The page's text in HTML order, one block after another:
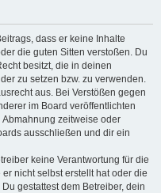
dass er keine Inhalte
die guten Sitten verstoßen. Du
besitzt, die in deinen
zu setzen bzw. zu verwenden.
aus. Bei Verstößen gegen
im Board veröffentlichten
zeitweise oder
ausschließen und dir ein
keine Verantwortung für die
nicht selbst erstellt hat oder die
gestattest dem Betreiber, dein